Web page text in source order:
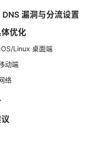
漏洞与分流设置
优化
Linux 桌面端
动端
络